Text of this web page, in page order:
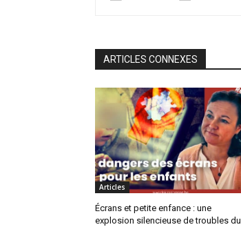
ARTICLES CONNEXES
Articles
Écrans et petite enfance : une
explosion silencieuse de troubles du